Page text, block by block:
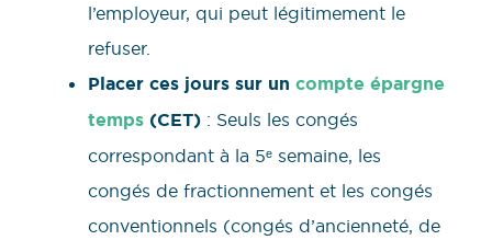
l’employeur, qui peut légitimement le
refuser.
Placer ces jours sur un compte épargne
temps (CET) : Seuls les congés
correspondant à la 5ᵉ semaine, les
congés de fractionnement et les congés
conventionnels (congés d’ancienneté, de